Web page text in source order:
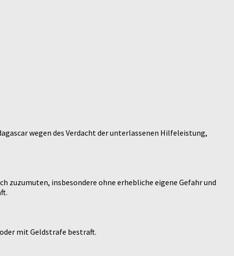
wegen des Verdacht der unterlassenen Hilfeleistung,
zuzumuten, insbesondere ohne erhebliche eigene Gefahr und
mit Geldstrafe bestraft.